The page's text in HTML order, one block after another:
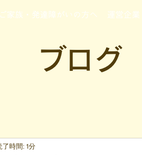
ご家族・発達障がいの方へ 運営企業
ブログ
了時間: 1分